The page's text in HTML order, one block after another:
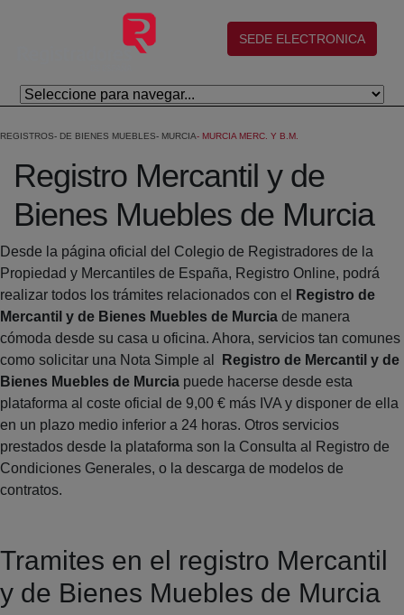
Saltar al contenido principal
(abre en nueva ventana)
SEDE ELECTRONICA
REGISTROS DE BIENES MUEBLES MURCIA MURCIA MERC. Y B.M.
Registro Mercantil y de
Bienes Muebles de Murcia
Desde la página oficial del Colegio de Registradores de la
Propiedad y Mercantiles de España, Registro Online, podrá
realizar todos los trámites relacionados con el
Registro de
Mercantil y de Bienes Muebles de Murcia de manera
cómoda desde su casa u oficina. Ahora, servicios tan comunes
como solicitar una Nota Simple al
Registro de Mercantil y de
Bienes Muebles de Murcia puede hacerse desde esta
plataforma al coste oficial de 9,00 € más IVA y disponer de ella
en un plazo medio inferior a 24 horas. Otros servicios
prestados desde la plataforma son la Consulta al Registro de
Condiciones Generales, o la descarga de modelos de
contratos.
Tramites en el registro Mercantil
y de Bienes Muebles de Murcia